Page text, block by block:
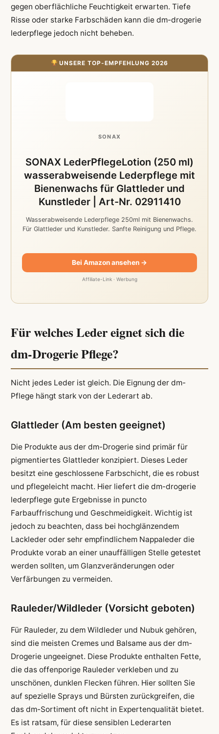
gegen oberflächliche Feuchtigkeit erwarten. Tiefe
Risse oder starke Farbschäden kann die dm-drogerie
lederpflege jedoch nicht beheben.
UNSERE TOP-EMPFEHLUNG 2026
SONAX
SONAX LederPflegeLotion (250 ml)
wasserabweisende Lederpflege mit
Bienenwachs für Glattleder und
Kunstleder | Art-Nr. 02911410
Wasserabweisende Lederpflege 250ml mit Bienenwachs.
Für Glattleder und Kunstleder. Sanfte Reinigung und Pflege.
Bei Amazon ansehen →
Affiliate-Link · Werbung
Für welches Leder eignet sich die
dm-Drogerie Pflege?
Nicht jedes Leder ist gleich. Die Eignung der dm-
Pflege hängt stark von der Lederart ab.
Glattleder (Am besten geeignet)
Die Produkte aus der dm-Drogerie sind primär für
pigmentiertes Glattleder konzipiert. Dieses Leder
besitzt eine geschlossene Farbschicht, die es robust
und pflegeleicht macht. Hier liefert die dm-drogerie
lederpflege gute Ergebnisse in puncto
Farbauffrischung und Geschmeidigkeit. Wichtig ist
jedoch zu beachten, dass bei hochglänzendem
Lackleder oder sehr empfindlichem Nappaleder die
Produkte vorab an einer unauffälligen Stelle getestet
werden sollten, um Glanzveränderungen oder
Verfärbungen zu vermeiden.
Rauleder/Wildleder (Vorsicht geboten)
Für Rauleder, zu dem Wildleder und Nubuk gehören,
sind die meisten Cremes und Balsame aus der dm-
Drogerie ungeeignet. Diese Produkte enthalten Fette,
die das offenporige Rauleder verkleben und zu
unschönen, dunklen Flecken führen. Hier sollten Sie
auf spezielle Sprays und Bürsten zurückgreifen, die
das dm-Sortiment oft nicht in Expertenqualität bietet.
Es ist ratsam, für diese sensiblen Lederarten